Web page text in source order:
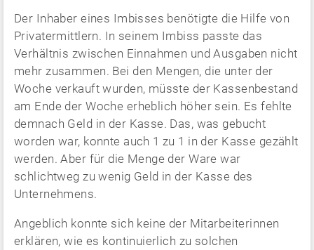
Der Inhaber eines Imbisses benötigte die Hilfe von
Privatermittlern. In seinem Imbiss passte das
Verhältnis zwischen Einnahmen und Ausgaben nicht
mehr zusammen. Bei den Mengen, die unter der
Woche verkauft wurden, müsste der Kassenbestand
am Ende der Woche erheblich höher sein. Es fehlte
demnach Geld in der Kasse. Das, was gebucht
worden war, konnte auch 1 zu 1 in der Kasse gezählt
werden. Aber für die Menge der Ware war
schlichtweg zu wenig Geld in der Kasse des
Unternehmens.
Angeblich konnte sich keine der Mitarbeiterinnen
erklären, wie es kontinuierlich zu solchen